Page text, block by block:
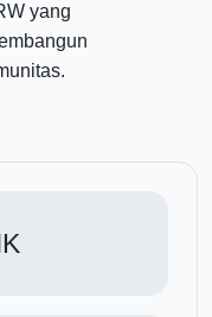
yang